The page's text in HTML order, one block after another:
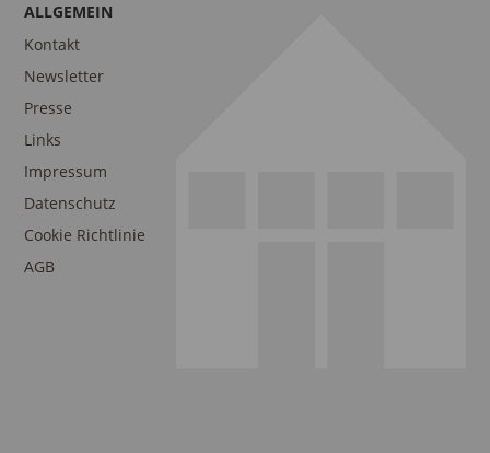
ALLGEMEIN
Kontakt
Newsletter
Presse
Links
Impressum
Datenschutz
Cookie Richtlinie
AGB